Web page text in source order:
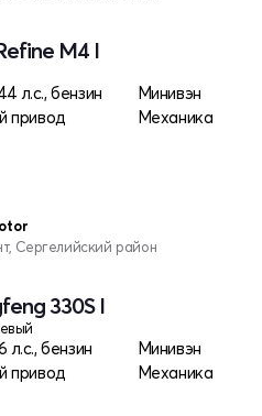
M4 I
л.с., бензин
Минивэн
привод
Механика
Сергелийский район
330S I
л.с., бензин
Минивэн
привод
Механика